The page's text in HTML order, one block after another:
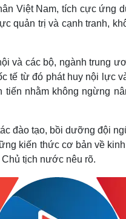
Việt Nam, tích cực ứng
quản trị và cạnh tranh,
và các bộ, ngành trung
tế từ đó phát huy nội lực
nhằm không ngừng
đào tạo, bồi dưỡng đội
kiến thức cơ bản về
Chủ tịch nước nêu rõ.